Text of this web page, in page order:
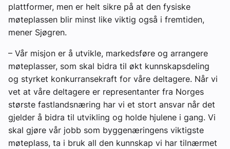
plattformer, men er helt sikre på at den fysiske
møteplassen blir minst like viktig også i fremtiden,
mener Sjøgren.
– Vår misjon er å utvikle, markedsføre og arrangere
møteplasser, som skal bidra til økt kunnskapsdeling
og styrket konkurransekraft for våre deltagere. Når vi
vet at våre deltagere er representanter fra Norges
største fastlandsnæring har vi et stort ansvar når det
gjelder å bidra til utvikling og holde hjulene i gang. Vi
skal gjøre vår jobb som byggenæringens viktigste
møteplass, ta i bruk all den kunnskap vi har tilnærmet